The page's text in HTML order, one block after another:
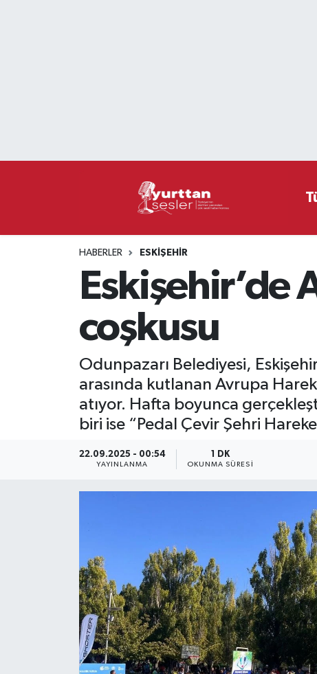
HABERLER ESKIŞEHIR
Eskişehir’de
coşkusu
Odunpazarı Belediyesi,
arasında kutlanan Avrupa
atıyor. Hafta boyunca
biri ise “Pedal Çevir Şehri
22.09.2025 - 00:54
YAYINLANMA
1 DK
OKUNMA SÜRESI
Süper Lig Puan Durumu ve Fikstür
Haber Arşivi